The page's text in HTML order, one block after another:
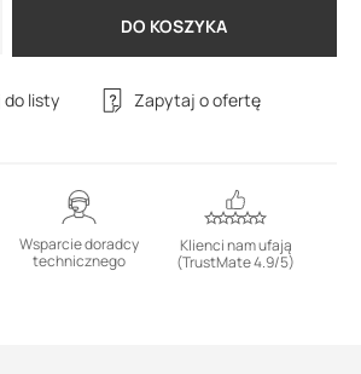
DO KOSZYKA
do listy Zapytaj o ofertę
Wsparcie doradcy
technicznego
Klienci nam ufają
(TrustMate 4.9/5)